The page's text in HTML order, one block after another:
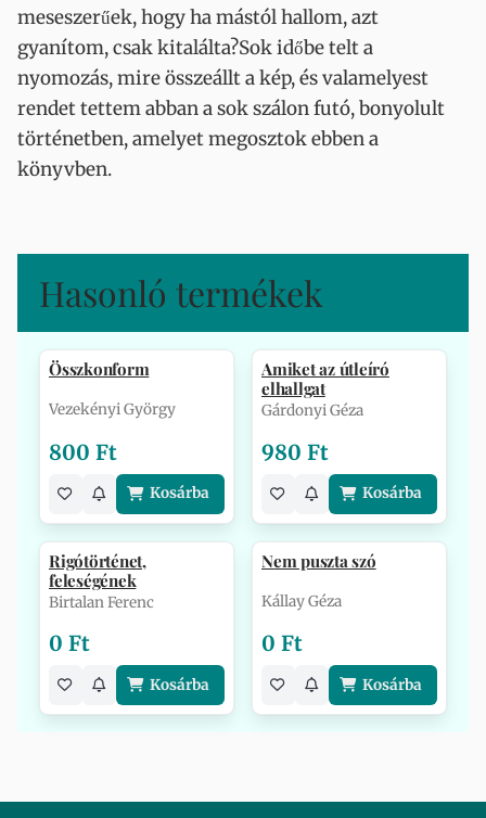
meseszerűek, hogy ha mástól hallom, azt
gyanítom, csak kitalálta?Sok időbe telt a
nyomozás, mire összeállt a kép, és valamelyest
rendet tettem abban a sok szálon futó, bonyolult
történetben, amelyet megosztok ebben a
könyvben.
Hasonló termékek
Összkonform
Vezekényi György
800 Ft
Kosárba
Amiket az útleíró
elhallgat
Gárdonyi Géza
980 Ft
Kosárba
Rigótörténet,
feleségének
Birtalan Ferenc
0 Ft
Kosárba
Nem puszta szó
Kállay Géza
0 Ft
Kosárba